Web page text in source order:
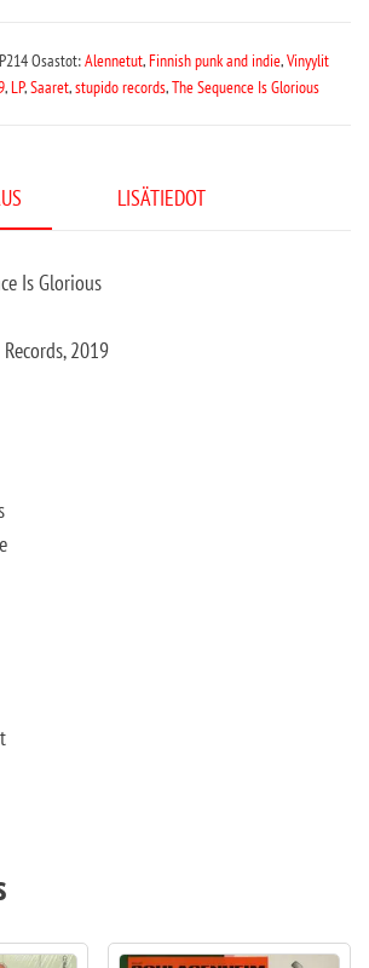
Osastot:Alennetut,Finnish punk and indie,Vinyylit
,LP,Saaret,stupido records,The Sequence Is Glorious
LISÄTIEDOT
Is Glorious
2019